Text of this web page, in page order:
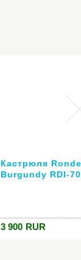
Кастрюля
Burgundy RDI-
3 900 RUR